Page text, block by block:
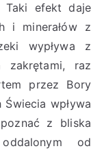
Taki efekt daje
i minerałów z
wypływa z
zakrętami, raz
przez Bory
wpływa
z bliska
od